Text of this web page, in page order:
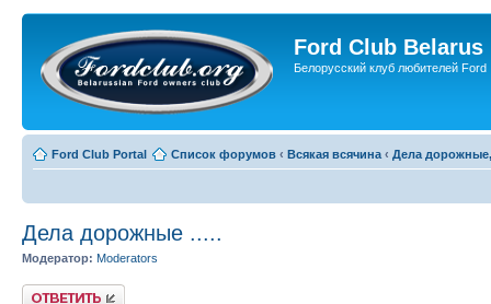
Ford Club Belarus
Белорусский клуб любителей Ford
Ford Club Portal Список форумов ‹ Всякая всячина ‹ Дела
Дела дорожные .....
Модератор: Moderators
Ответить